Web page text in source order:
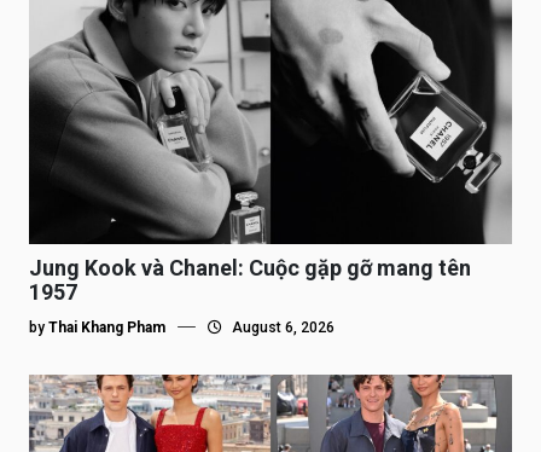
Jung Kook và Chanel: Cuộc gặp gỡ mang tên
1957
by Thai Khang Pham August 6, 2026